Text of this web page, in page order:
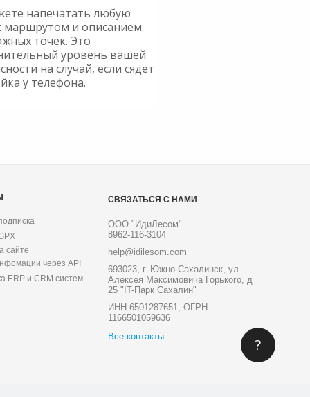
напечатать любую
маршрутом и описанием
точек. Это
уровень вашей
на случай, если сядет
у телефона.
сайте
через API
ERP и CRM систем
СВЯЗАТЬСЯ С НАМИ
ООО "ИдиЛесом"
8962-116-3104
help@idilesom.com
693023, г. Южно-Сахалинск, ул.
Алексея Максимовича Горького, д
25 "IT-Парк Сахалин"
ИНН 6501287651, ОГРН
1166501059636
Все контакты
?